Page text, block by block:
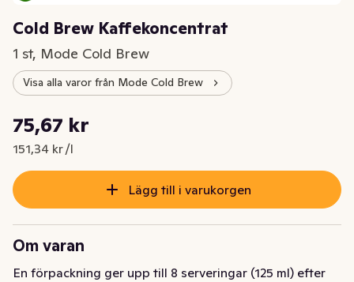
Cold Brew Kaffekoncentrat
1 st, Mode Cold Brew
Visa alla varor från Mode Cold Brew
Nuvarande pris är: 75,67 kr
75,67 kr
151,34 kr /l
Styckpris: 151,34 kr /l
Lägg till i varukorgen
Om varan
En förpackning ger upp till 8 serveringar (125 ml) efter